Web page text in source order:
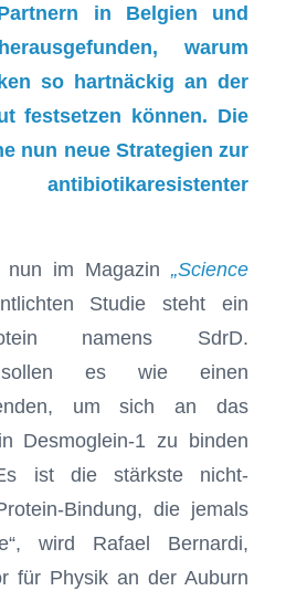
in Belgien und
warum
so hartnäckig an der
festsetzen können. Die
nun neue Strategien zur
nun im Magazin„Science
Studie steht ein
namens SdrD.
sollen es wie einen
um sich an das
Desmoglein-1 zu binden
ist die stärkste nicht-
Bindung, die jemals
wird Rafael Bernardi,
für Physik an der Auburn